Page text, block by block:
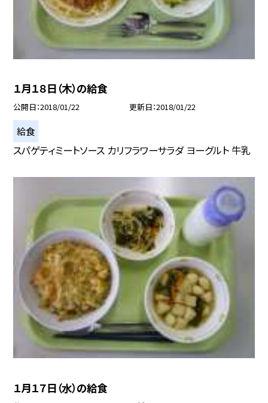
１月１８日（木）の給食
公開日 2018/01/22 更新日 2018/01/22
給食
スパゲティミートソース カリフラワーサラダ ヨーグルト 牛乳
１月１７日（水）の給食